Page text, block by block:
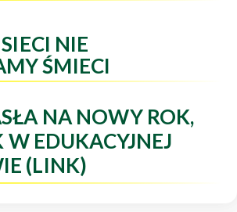
NIE
ŚMIECI
NA NOWY ROK,
W EDUKACYJNEJ
(LINK)